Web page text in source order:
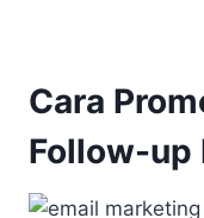
Cara
Follow-up